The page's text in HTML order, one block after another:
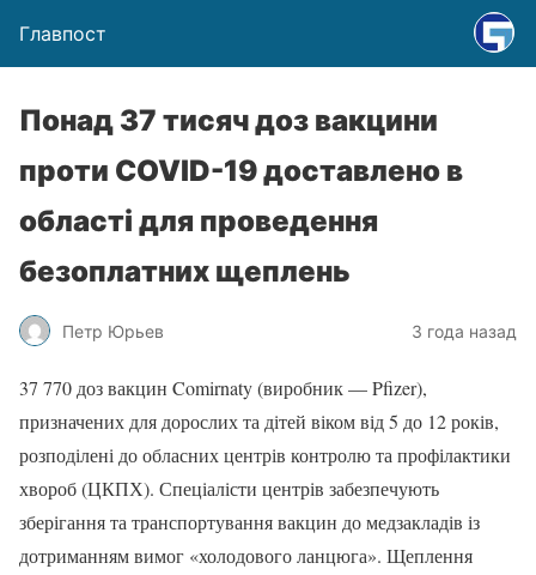
Главпост
Понад 37 тисяч доз вакцини
проти COVID-19 доставлено в
області для проведення
безоплатних щеплень
Петр Юрьев 3 года назад
37 770 доз вакцин Comirnaty (виробник — Pfizer),
призначених для дорослих та дітей віком від 5 до 12 років,
розподілені до обласних центрів контролю та профілактики
хвороб (ЦКПХ). Спеціалісти центрів забезпечують
зберігання та транспортування вакцин до медзакладів із
дотриманням вимог «холодового ланцюга». Щеплення